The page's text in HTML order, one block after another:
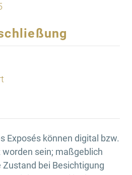
Exposés können digital bzw.
sein; maßgeblich
bei Besichtigung